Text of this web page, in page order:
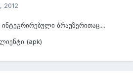
2012
ბრაუზერითაც....
(apk)